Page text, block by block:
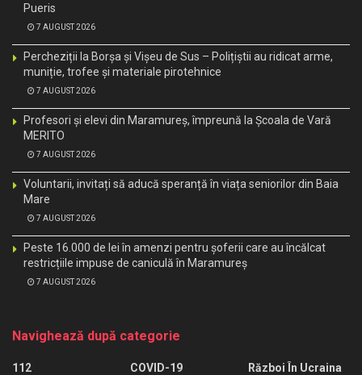
Pueris
7 AUGUST 2026
Percheziții la Borșa și Vișeu de Sus – Polițiștii au ridicat arme,
muniție, trofee și materiale pirotehnice
7 AUGUST 2026
Profesori și elevi din Maramureș, împreună la Școala de Vară
MERITO
7 AUGUST 2026
Voluntarii, invitați să aducă speranță în viața seniorilor din Baia
Mare
7 AUGUST 2026
Peste 16.000 de lei în amenzi pentru șoferii care au încălcat
restricțiile impuse de caniculă în Maramureș
7 AUGUST 2026
Navighează după categorie
112
COVID-19
Război În Ucraina